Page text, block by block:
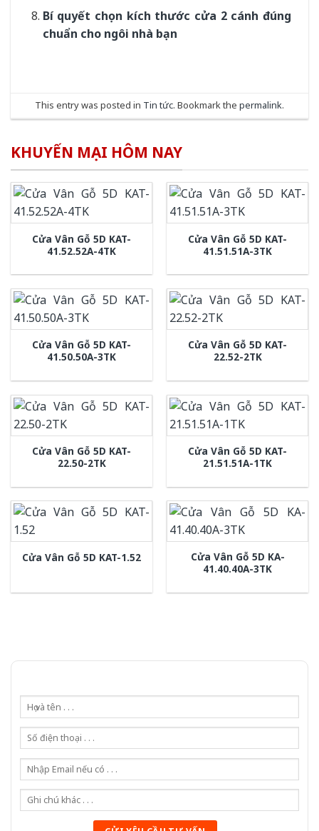
Bí quyết chọn kích thước cửa 2 cánh đúng
chuẩn cho ngôi nhà bạn
This entry was posted in Tin tức. Bookmark the permalink.
KHUYẾN MẠI HÔM NAY
Cửa Vân Gỗ 5D KAT-
41.52.52A-4TK
Cửa Vân Gỗ 5D KAT-
41.51.51A-3TK
Cửa Vân Gỗ 5D KAT-
41.50.50A-3TK
Cửa Vân Gỗ 5D KAT-
22.52-2TK
Cửa Vân Gỗ 5D KAT-
22.50-2TK
Cửa Vân Gỗ 5D KAT-
21.51.51A-1TK
Cửa Vân Gỗ 5D KAT-1.52
Cửa Vân Gỗ 5D KA-
41.40.40A-3TK